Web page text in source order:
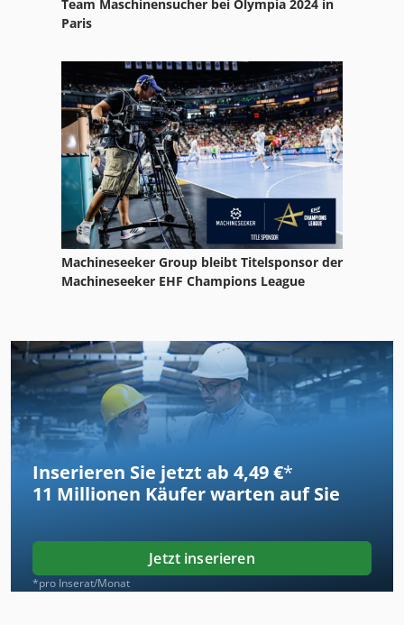
Team Maschinensucher bei Olympia 2024 in
Paris
Machineseeker Group bleibt Titelsponsor der
Machineseeker EHF Champions League
Inserieren Sie jetzt ab 4,49 €*
11 Millionen Käufer warten auf Sie
Jetzt inserieren
*pro Inserat/Monat